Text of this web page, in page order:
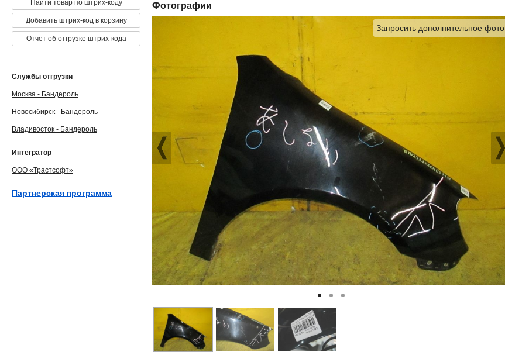
Фотографии
Запросить дополнительное фото
Найти товар по штрих-коду
Добавить штрих-код в корзину
Отчет об отгрузке штрих-кода
Службы отгрузки
Москва - Бандероль
Новосибирск - Бандероль
Владивосток - Бандероль
Интегратор
ООО «Трастсофт»
Партнерская программа